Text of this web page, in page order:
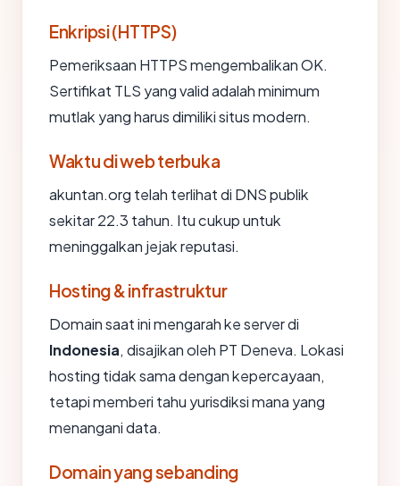
Enkripsi (HTTPS)
Pemeriksaan HTTPS mengembalikan OK.
Sertifikat TLS yang valid adalah minimum
mutlak yang harus dimiliki situs modern.
Waktu di web terbuka
akuntan.org telah terlihat di DNS publik
sekitar 22.3 tahun. Itu cukup untuk
meninggalkan jejak reputasi.
Hosting & infrastruktur
Domain saat ini mengarah ke server di
Indonesia, disajikan oleh PT Deneva. Lokasi
hosting tidak sama dengan kepercayaan,
tetapi memberi tahu yurisdiksi mana yang
menangani data.
Domain yang sebanding